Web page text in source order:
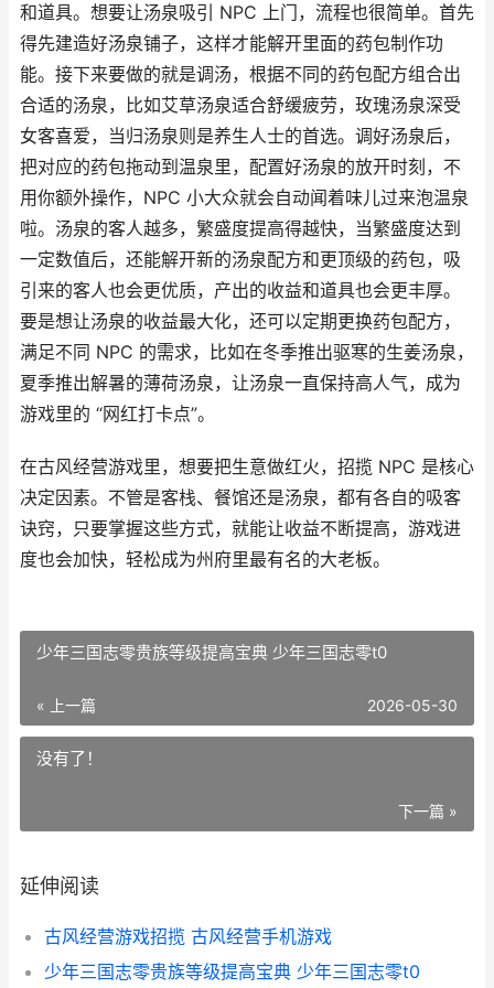
和道具。想要让汤泉吸引 NPC 上门，流程也很简单。首先
得先建造好汤泉铺子，这样才能解开里面的药包制作功
能。接下来要做的就是调汤，根据不同的药包配方组合出
合适的汤泉，比如艾草汤泉适合舒缓疲劳，玫瑰汤泉深受
女客喜爱，当归汤泉则是养生人士的首选。调好汤泉后，
把对应的药包拖动到温泉里，配置好汤泉的放开时刻，不
用你额外操作，NPC 小大众就会自动闻着味儿过来泡温泉
啦。汤泉的客人越多，繁盛度提高得越快，当繁盛度达到
一定数值后，还能解开新的汤泉配方和更顶级的药包，吸
引来的客人也会更优质，产出的收益和道具也会更丰厚。
要是想让汤泉的收益最大化，还可以定期更换药包配方，
满足不同 NPC 的需求，比如在冬季推出驱寒的生姜汤泉，
夏季推出解暑的薄荷汤泉，让汤泉一直保持高人气，成为
游戏里的 “网红打卡点”。
在古风经营游戏里，想要把生意做红火，招揽 NPC 是核心
决定因素。不管是客栈、餐馆还是汤泉，都有各自的吸客
诀窍，只要掌握这些方式，就能让收益不断提高，游戏进
度也会加快，轻松成为州府里最有名的大老板。
少年三国志零贵族等级提高宝典 少年三国志零t0
« 上一篇 2026-05-30
没有了！
下一篇 »
延伸阅读
古风经营游戏招揽 古风经营手机游戏
少年三国志零贵族等级提高宝典 少年三国志零t0